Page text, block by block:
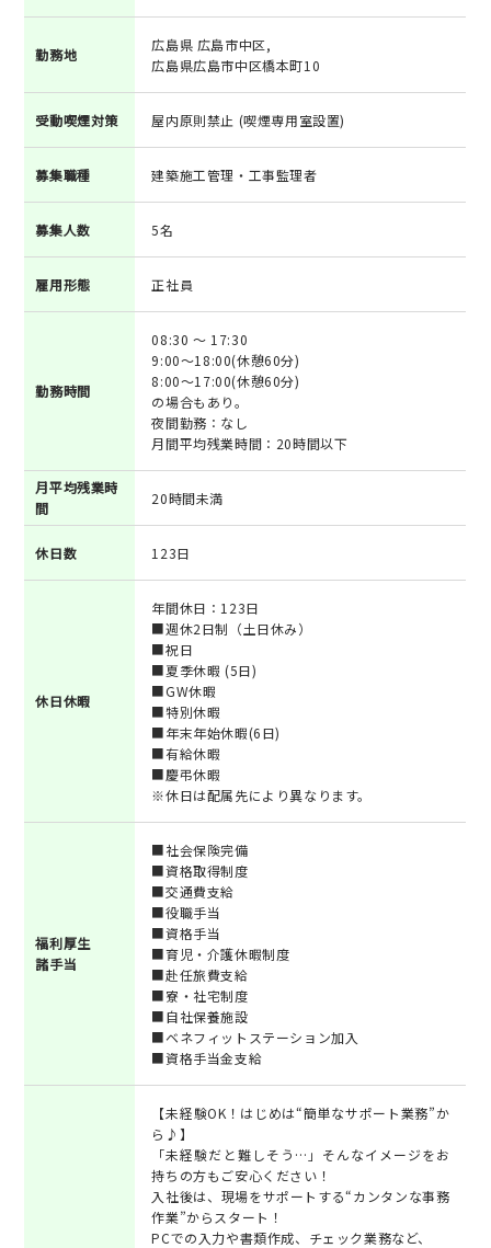
勤務地
広島県 広島市中区,
広島県広島市中区橋本町10
受動喫煙対策 屋内原則禁止 (喫煙専用室設置)
募集職種 建築施工管理・工事監理者
募集人数 5名
雇用形態 正社員
勤務時間
08:30 ～ 17:30
9:00～18:00(休憩60分)
8:00～17:00(休憩60分)
の場合もあり。
夜間勤務：なし
月間平均残業時間：20時間以下
月平均残業時
間
20時間未満
休日数 123日
休日休暇
年間休日：123日
■週休2日制（土日休み）
■祝日
■夏季休暇 (5日)
■GW休暇
■特別休暇
■年末年始休暇(6日)
■有給休暇
■慶弔休暇
※休日は配属先により異なります。
福利厚生
諸手当
■社会保険完備
■資格取得制度
■交通費支給
■役職手当
■資格手当
■育児・介護休暇制度
■赴任旅費支給
■寮・社宅制度
■自社保養施設
■ベネフィットステーション加入
■資格手当金支給
【未経験OK！はじめは“簡単なサポート業務”か
ら♪】
「未経験だと難しそう…」そんなイメージをお
持ちの方もご安心ください！
入社後は、現場をサポートする“カンタンな事務
作業”からスタート！
PCでの入力や書類作成、チェック業務など、